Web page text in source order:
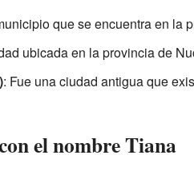
que se encuentra en la
ubicada en la provincia de
: Fue una ciudad antigua que
el nombre Tiana